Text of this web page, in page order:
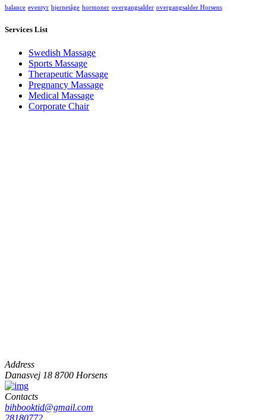
balance eventyr hjernetåge hormoner overgangsalder overgangsalder Horsens
Services List
Swedish Massage
Sports Massage
Therapeutic Massage
Pregnancy Massage
Medical Massage
Corporate Chair
Address
Danasvej 18 8700 Horsens
Contacts
bihbooktid@gmail.com